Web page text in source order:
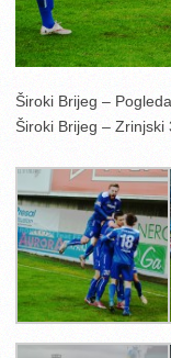
Široki Brijeg –
Široki Brijeg – Zrinjski